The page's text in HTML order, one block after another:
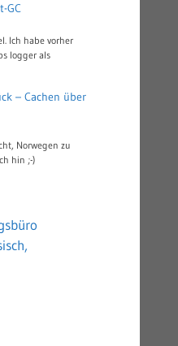
GC
Ich habe vorher
logger als
– Cachen über
Norwegen zu
hin ;-)